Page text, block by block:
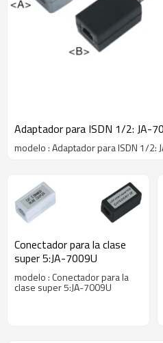
Adaptador para ISDN 1/2: JA-
modelo : Adaptador para ISDN 1/2:
Conectador para la clase
super 5:JA-7009U
modelo : Conectador para la
clase super 5:JA-7009U